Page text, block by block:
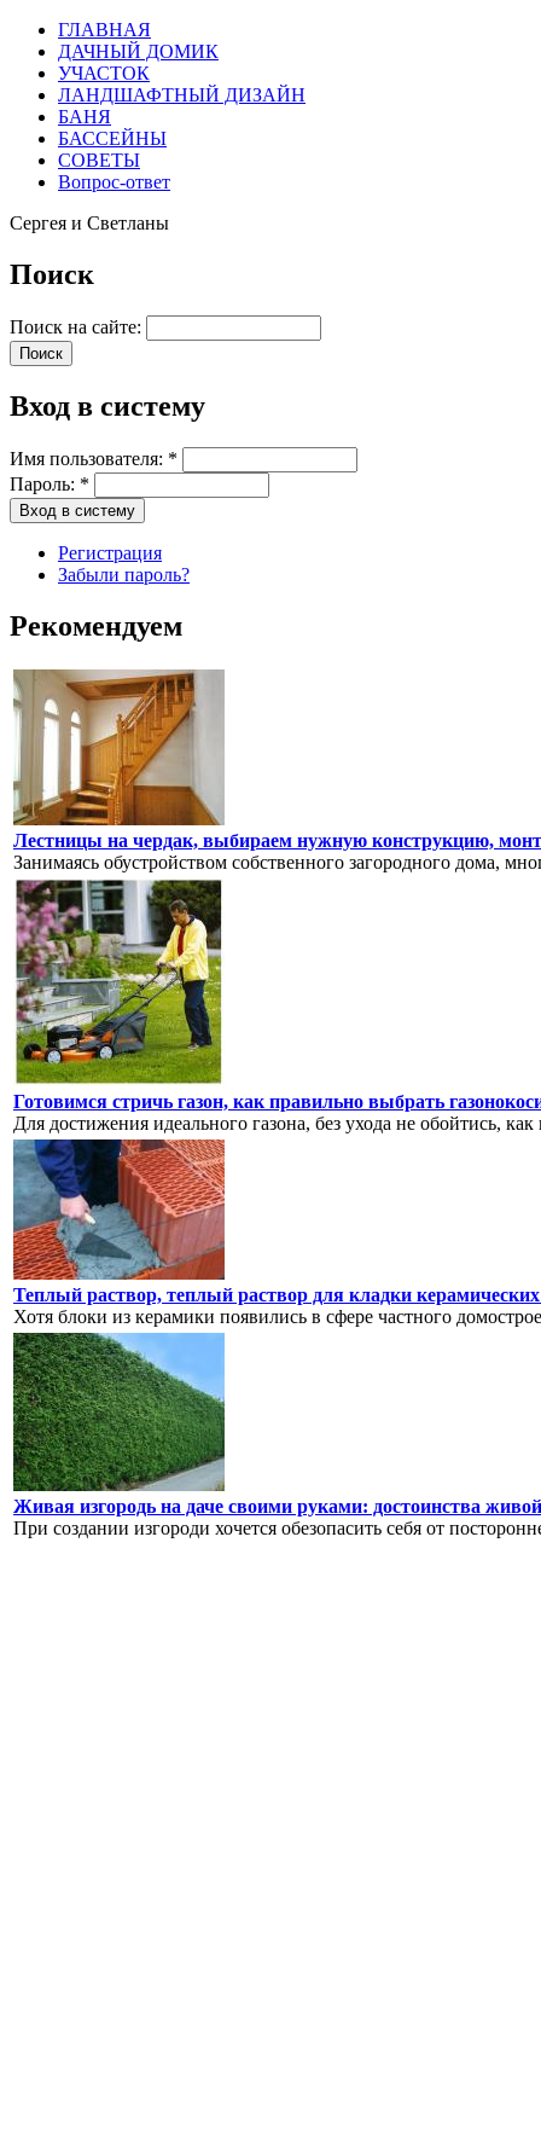
ГЛАВНАЯ
ДАЧНЫЙ ДОМИК
УЧАСТОК
ЛАНДШАФТНЫЙ ДИЗАЙН
БАНЯ
БАССЕЙНЫ
СОВЕТЫ
Вопрос-ответ
Сергея и Светланы
Поиск
Поиск на сайте:
Вход в систему
Имя пользователя: *
Пароль: *
Регистрация
Забыли пароль?
Рекомендуем
Лестницы на чердак, выбираем нужную конструкцию,
Занимаясь обустройством собственного загородного дома,
Готовимся стричь газон, как правильно выбрать
Для достижения идеального газона, без ухода не обойтись,
Теплый раствор, теплый раствор для кладки
Хотя блоки из керамики появились в сфере частного
Живая изгородь на даче своими руками: достоинства
При создании изгороди хочется обезопасить себя от